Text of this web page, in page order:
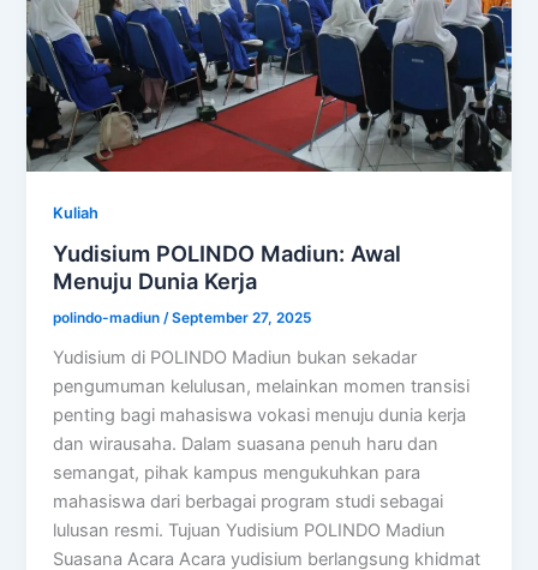
Kuliah
Yudisium POLINDO Madiun: Awal
Menuju Dunia Kerja
polindo-madiun/September 27, 2025
Yudisium di POLINDO Madiun bukan sekadar
pengumuman kelulusan, melainkan momen transisi
penting bagi mahasiswa vokasi menuju dunia kerja
dan wirausaha. Dalam suasana penuh haru dan
semangat, pihak kampus mengukuhkan para
mahasiswa dari berbagai program studi sebagai
lulusan resmi. Tujuan Yudisium POLINDO Madiun
Suasana Acara Acara yudisium berlangsung khidmat